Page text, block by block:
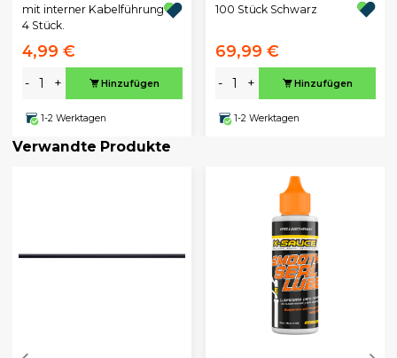
mit interner Kabelführung
4 Stück.
4,99 €
- + Hinzufügen
1-2 Werktagen
100 Stück Schwarz
69,99 €
- + Hinzufügen
1-2 Werktagen
Verwandte Produkte